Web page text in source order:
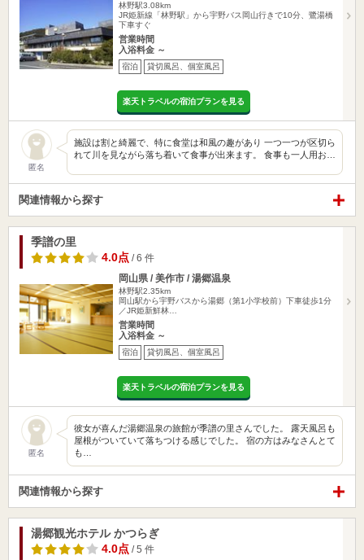
林野駅3.08km
JR姫新線「林野駅」から宇野バス岡山行きで10分、鷺湯橋
下車すぐ
営業時間
入浴料金 ～
宿泊 貸切風呂、個室風呂
楽天トラベルの宿泊プランを見る
匿名
施設は割と綺麗で、特に食堂は和風の趣があり 一つ一つが区切ら
れて川を見ながら落ち着いて食事が出来ます。 食事も一人用お…
関連情報から探す
季譜の里
4.0点 / 6 件
岡山県 / 美作市 / 湯郷温泉
林野駅2.35km
岡山駅から宇野バスから湯郷（第1小学校前）下車徒歩1分
／JR姫新鮮林…
営業時間
入浴料金 ～
宿泊 貸切風呂、個室風呂
楽天トラベルの宿泊プランを見る
匿名
彼女が喜んだ湯郷温泉の旅館が季譜の里さんでした。 露天風呂も
屋根がついていて落ちつける感じでした。 宿の方はみなさんとて
も…
関連情報から探す
湯郷観光ホテル かつらぎ
4.0点 / 5 件